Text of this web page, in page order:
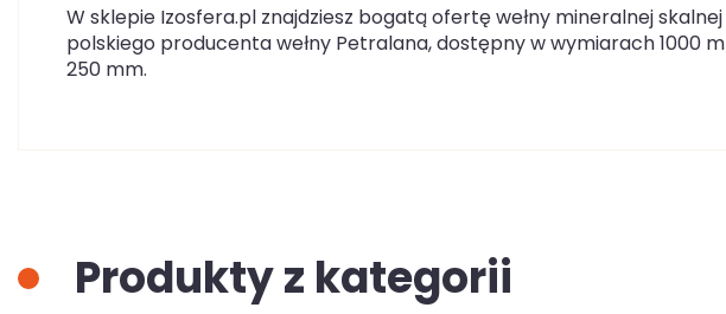
W sklepie Izosfera.pl znajdziesz bogatą ofertę wełny mineralnej
polskiego producenta wełny Petralana, dostępny w wymiarach 1000
250 mm.
Produkty z kategorii